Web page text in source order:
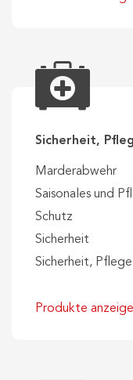
Sicherheit,
Marderabwehr
Saisonales und
Schutz
Sicherheit
Sicherheit,
Produkte